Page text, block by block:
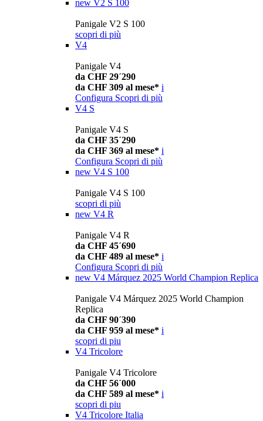
new V2 S 100
Panigale V2 S 100
scopri di più
V4
Panigale V4
da CHF 29´290
da CHF 309 al mese* i
Configura Scopri di più
V4 S
Panigale V4 S
da CHF 35´290
da CHF 369 al mese* i
Configura Scopri di più
new V4 S 100
Panigale V4 S 100
scopri di più
new V4 R
Panigale V4 R
da CHF 45´690
da CHF 489 al mese* i
Configura Scopri di più
new V4 Márquez 2025 World Champion Replica
Panigale V4 Márquez 2025 World Champion
Replica
da CHF 90´390
da CHF 959 al mese* i
scopri di piu
V4 Tricolore
Panigale V4 Tricolore
da CHF 56´000
da CHF 589 al mese* i
scopri di piu
V4 Tricolore Italia